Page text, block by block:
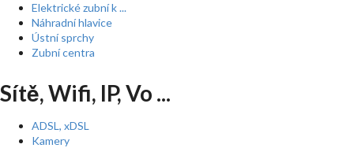
Elektrické zubní k ...
Náhradní hlavice
Ústní sprchy
Zubní centra
Sítě, Wifi, IP, Vo ...
ADSL, xDSL
Kamery